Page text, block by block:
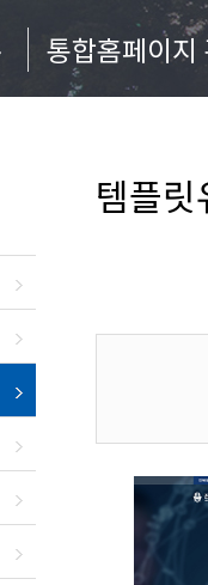
통합홈페이지
템플릿